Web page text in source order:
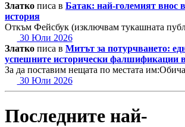
Златко писа в Батак: най-големият внос
история
Откъм Фейсбук (изключвам тукашната
30 Юли 2026
Златко писа в Митът за потурчването:
успешните исторически фалшификации
За да поставим нещата по местата
30 Юли 2026
Последните най-